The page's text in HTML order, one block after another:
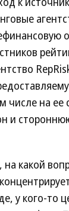
числе на ее
и
какой
у кого-то